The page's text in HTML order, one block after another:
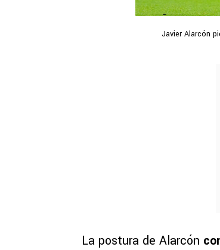
Javier Alarcón
La postura de Alarcón